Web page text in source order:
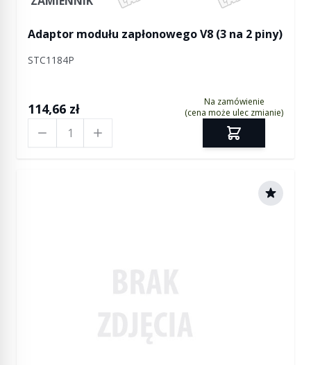
Adaptor modułu zapłonowego V8 (3 na 2 piny)
STC1184P
114,66 zł
Na zamówienie
(cena może ulec zmianie)